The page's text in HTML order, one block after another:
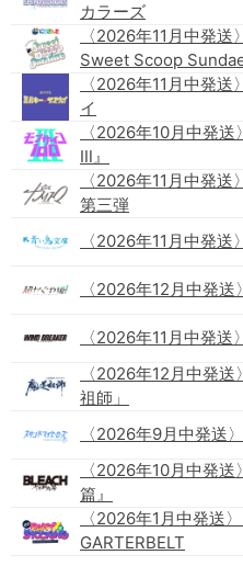
カラーズ
〈2026年11月中発
Sweet Scoop
〈2026年11月中発
イ
〈2026年10月中発送
Ⅲ』
〈2026年11月中発送
第三弾
〈2026年11月中発送
〈2026年12月中発送
〈2026年11月中発送
〈2026年12月中発送
祖師」
〈2026年9月中発送
〈2026年10月中発送
篇』
〈2026年1月中発送
GARTERBELT